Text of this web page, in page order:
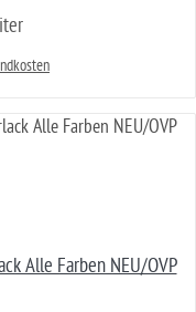
Alle Farben NEU/OVP